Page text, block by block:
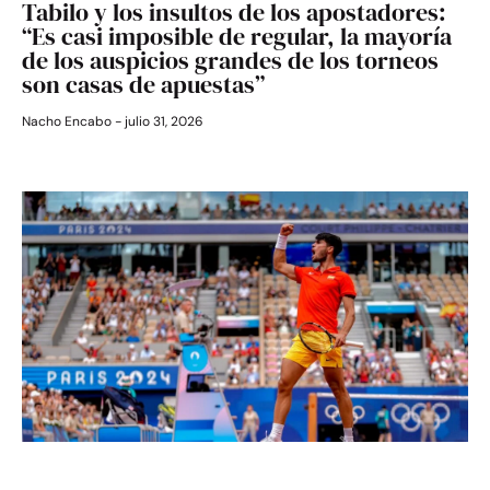
Tabilo y los insultos de los apostadores:
“Es casi imposible de regular, la mayoría
de los auspicios grandes de los torneos
son casas de apuestas”
Nacho Encabo julio 31, 2026